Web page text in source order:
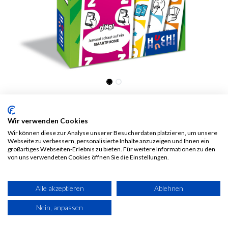
DING ! - DE
10,00€ Alle Preise inkl. MwSt.zzgl.
Versandkosten
IN DEN WARENKORB
Wir verwenden Cookies
Wir können diese zur Analyse unserer Besucherdaten platzieren, um unsere
Webseite zu verbessern, personalisierte Inhalte anzuzeigen und Ihnen ein
großartiges Webseiten-Erlebnis zu bieten. Für weitere Informationen zu den
von uns verwendeten Cookies öffnen Sie die Einstellungen.
Alle akzeptieren Ablehnen
Nein, anpassen